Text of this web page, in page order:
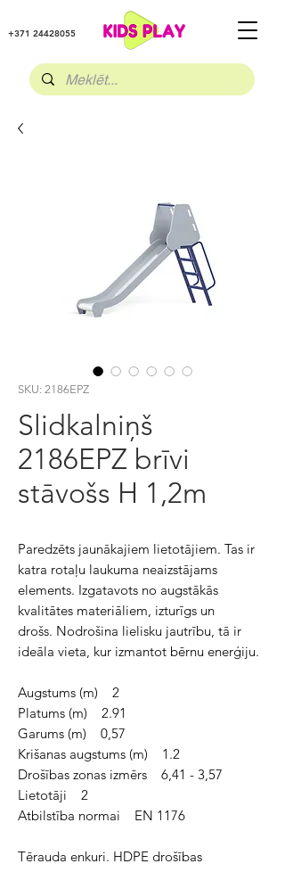
+371 24428055
SKU: 2186EPZ
Slidkalniņš
2186EPZ brīvi
stāvošs H 1,2m
Paredzēts jaunākajiem lietotājiem. Tas ir
katra rotaļu laukuma neaizstājams
elements. Izgatavots no augstākās
kvalitātes materiāliem, izturīgs un
drošs. Nodrošina lielisku jautrību, tā ir
ideāla vieta, kur izmantot bērnu enerģiju.
Augstums (m) 2
Platums (m) 2.91
Garums (m) 0,57
Krišanas augstums (m) 1.2
Drošības zonas izmērs 6,41 - 3,57
Lietotāji 2
Atbilstība normai EN 1176
Tērauda enkuri. HDPE drošības